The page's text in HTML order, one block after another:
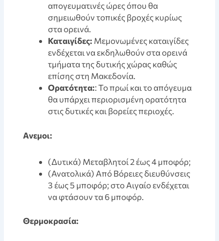
απογευματινές ώρες όπου θα
σημειωθούν τοπικές βροχές κυρίως
στα ορεινά.
Καταιγίδες: Μεμονωμένες καταιγίδες
ενδέχεται να εκδηλωθούν στα ορεινά
τμήματα της δυτικής χώρας καθώς
επίσης στη Μακεδονία.
Ορατότητα:: Το πρωί και το απόγευμα
θα υπάρχει περιορισμένη ορατότητα
στις δυτικές και βορείες περιοχές.
Aνεμοι:
(Δυτικά) Μεταβλητοί 2 έως 4 μποφόρ;
(Ανατολικά) Από Βόρειες διευθύνσεις
3 έως 5 μποφόρ; στο Αιγαίο ενδέχεται
να φτάσουν τα 6 μποφόρ.
Θερμοκρασία: